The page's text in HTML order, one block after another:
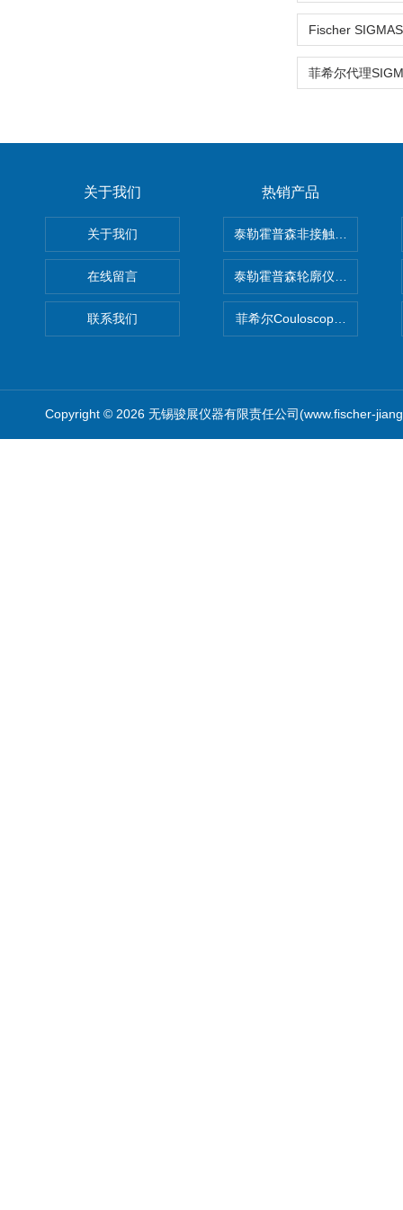
关于我们
关于我们
在线留言
联系我们
热销产品
泰勒霍普森非接触式轮廓仪
泰勒霍普森轮廓仪|TAYLOR
菲希尔Couloscope CMS2电
Copyright © 2026 无锡骏展仪器有限责任公司(www.fischer-